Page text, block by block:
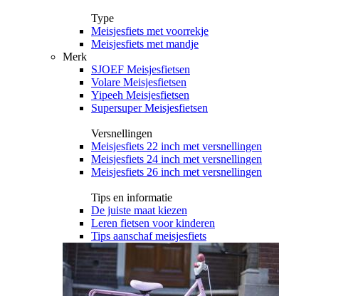
Type
Meisjesfiets met voorrekje
Meisjesfiets met mandje
Merk
SJOEF Meisjesfietsen
Volare Meisjesfietsen
Yipeeh Meisjesfietsen
Supersuper Meisjesfietsen
Versnellingen
Meisjesfiets 22 inch met versnellingen
Meisjesfiets 24 inch met versnellingen
Meisjesfiets 26 inch met versnellingen
Tips en informatie
De juiste maat kiezen
Leren fietsen voor kinderen
Tips aanschaf meisjesfiets